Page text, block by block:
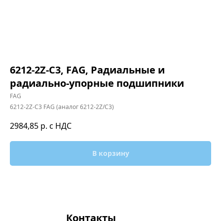
6212-2Z-C3, FAG, Радиальные и
радиально-упорные подшипники
FAG
6212-2Z-C3 FAG (аналог 6212-2Z/C3)
2984,85 р. с НДС
В корзину
Контакты